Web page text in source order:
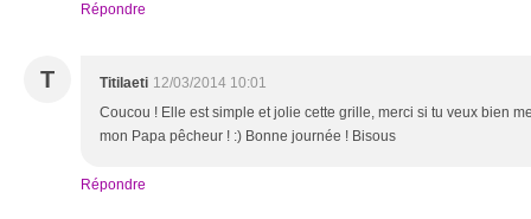
Répondre
T Titilaeti 12/03/2014 10:01
Coucou ! Elle est simple et jolie cette grille, merci si tu veux bien
mon Papa pêcheur ! :) Bonne journée ! Bisous
Répondre